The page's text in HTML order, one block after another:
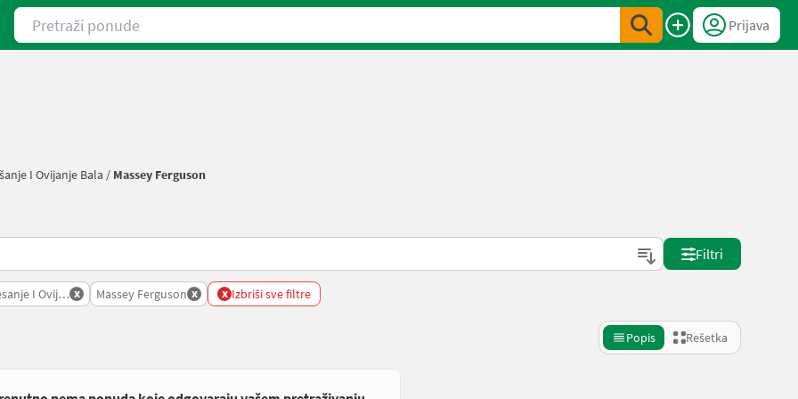
Pretraži ponude
Prijava
I Ovijanje Bala / Massey Ferguson
Filtri
I Ovijanje Bala
x Massey Ferguson x x Izbriši sve filtre
Popis Rešetka